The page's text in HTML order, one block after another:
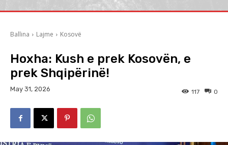
Ballina Lajme Kosovë
Hoxha: Kush e prek Kosovën, e
prek Shqipërinë!
May 31, 2026 0
117